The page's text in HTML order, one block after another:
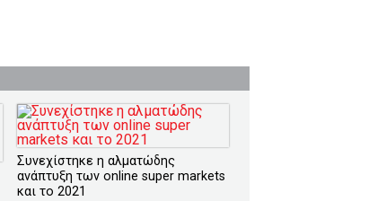
Συνεχίστηκε η αλματώδης
ανάπτυξη των online super markets
και το 2021